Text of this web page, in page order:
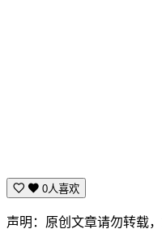
0人喜欢
声明：原创文章请勿转载